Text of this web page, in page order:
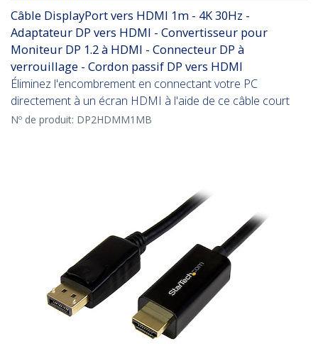
Câble DisplayPort vers HDMI 1m - 4K 30Hz -
Adaptateur DP vers HDMI - Convertisseur pour
Moniteur DP 1.2 à HDMI - Connecteur DP à
verrouillage - Cordon passif DP vers HDMI
Éliminez l'encombrement en connectant votre PC
directement à un écran HDMI à l'aide de ce câble court
Nº de produit: DP2HDMM1MB